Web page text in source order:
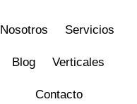
Nosotros Servicios
Blog Verticales
Contacto